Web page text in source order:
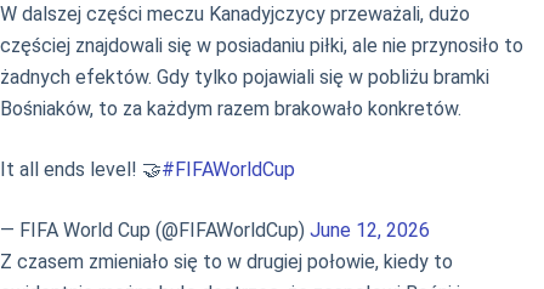
W dalszej części meczu Kanadyjczycy przeważali, dużo
częściej znajdowali się w posiadaniu piłki, ale nie przynosiło to
żadnych efektów. Gdy tylko pojawiali się w pobliżu bramki
Bośniaków, to za każdym razem brakowało konkretów.
It all ends level! 🤝#FIFAWorldCup
— FIFA World Cup (@FIFAWorldCup) June 12, 2026
Z czasem zmieniało się to w drugiej połowie, kiedy to